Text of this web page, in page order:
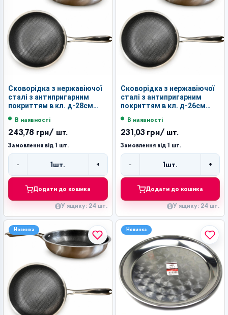
Сковорідка з нержавіючої
сталі з антипригарним
покриттям в кл. д-28см
В наявності
243,78 грн/ шт.
Замовлення від 1 шт.
- 1 шт. +
Додати до кошика
У ящику: 24 шт.
Сковорідка з нержавіючої
сталі з антипригарним
покриттям в кл. д-26см
В наявності
231,03 грн/ шт.
Замовлення від 1 шт.
- 1 шт. +
Додати до кошика
У ящику: 24 шт.
Новинка Новинка